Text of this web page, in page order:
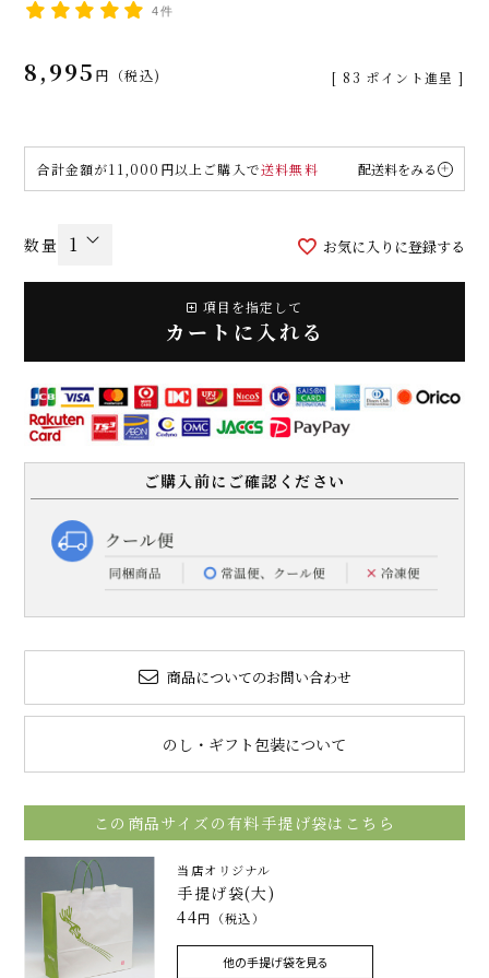
4件
8,995 税込 [ 83 ポイント進呈 ]
合計金額が11,000円以上ご購入で送料無料 配送料をみる
お気に入りに登録する
項目を指定して
カートに入れる
ご購入前にご確認ください
商品についてのお問い合わせ
のし・ギフト包装について
この商品サイズの有料手提げ袋はこちら
当店オリジナル
手提げ袋(大)
44円（税込）
他の手提げ袋を見る